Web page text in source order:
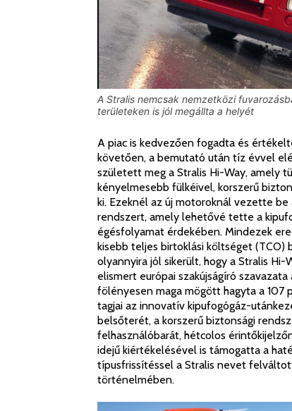
A Stralis nemcsak nemzetközi
területeken is jól megállta a helyét
A piac is kedvezően fogadta és
követően, a bemutató után tíz évvel
született meg a Stralis Hi-Way, amely
kényelmesebb fülkéivel, korszerű
ki. Ezeknél az új motoroknál vezette
rendszert, amely lehetővé tette a
égésfolyamat érdekében. Mindezek
kisebb teljes birtoklási költséget
olyannyira jól sikerült, hogy a Stralis
elismert európai szakújságíró
fölényesen maga mögött hagyta a
tagjai az innovatív kipufogógáz-
belsőterét, a korszerű biztonsági
felhasználóbarát, hétcolos
idejű kiértékelésével is támogatta a
típusfrissítéssel a Stralis nevet
történelmében.